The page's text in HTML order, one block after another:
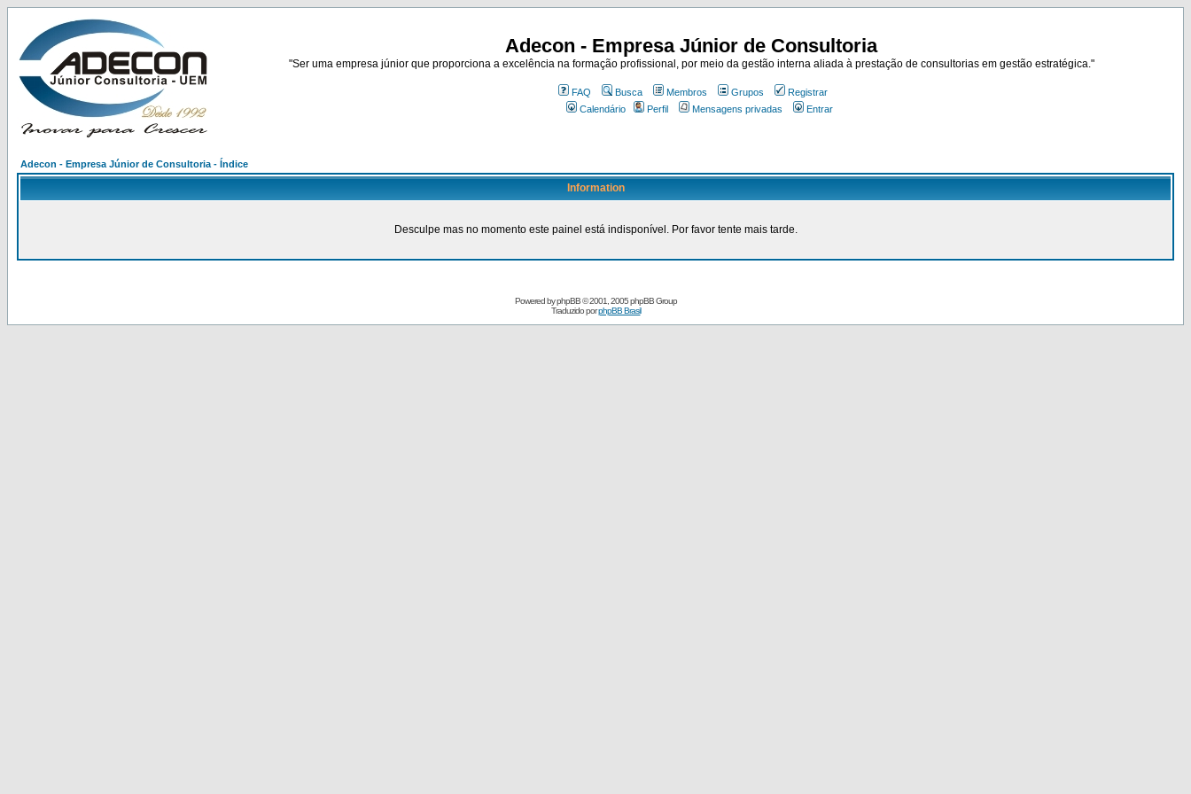
Adecon - Empresa Júnior de Consultoria
"Ser uma empresa júnior que proporciona a excelência na formação profissional, por meio da gestão interna aliada à prestação de consultorias em gestão estratégica."
FAQ Busca Membros Grupos
Registrar
Calendário
Perfil Mensagens privadas Entrar
Adecon - Empresa Júnior de Consultoria - Índice
Information
Desculpe mas no momento este painel está indisponível. Por favor tente mais tarde.
Powered byphpBB© 2001, 2005 phpBB Group
Traduzido porphpBB Brasil